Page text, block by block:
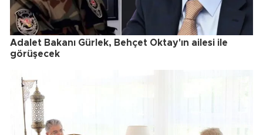
Adalet Bakanı Gürlek, Behçet Oktay'ın ailesi ile
görüşecek